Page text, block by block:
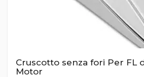
Cruscotto senza fori Per FL
Motor